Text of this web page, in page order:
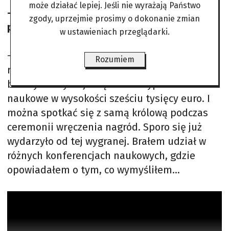
– Masz powody do dumy. A co ten laur, poza
prestiżem, oznacza w praktyce?
– Zyskuje się wsparcie poprzez szeroko
rozumianą promocję swojego pomysłu w
branży. Otrzymuje się także stypendium
naukowe w wysokości sześciu tysięcy euro. I
można spotkać się z samą królową podczas
ceremonii wręczenia nagród. Sporo się już
wydarzyło od tej wygranej. Brałem udział w
różnych konferencjach naukowych, gdzie
opowiadałem o tym, co wymyśliłem…
może działać lepiej. Jeśli nie wyrażają Państwo
zgody, uprzejmie prosimy o dokonanie zmian
w ustawieniach przeglądarki.
Rozumiem